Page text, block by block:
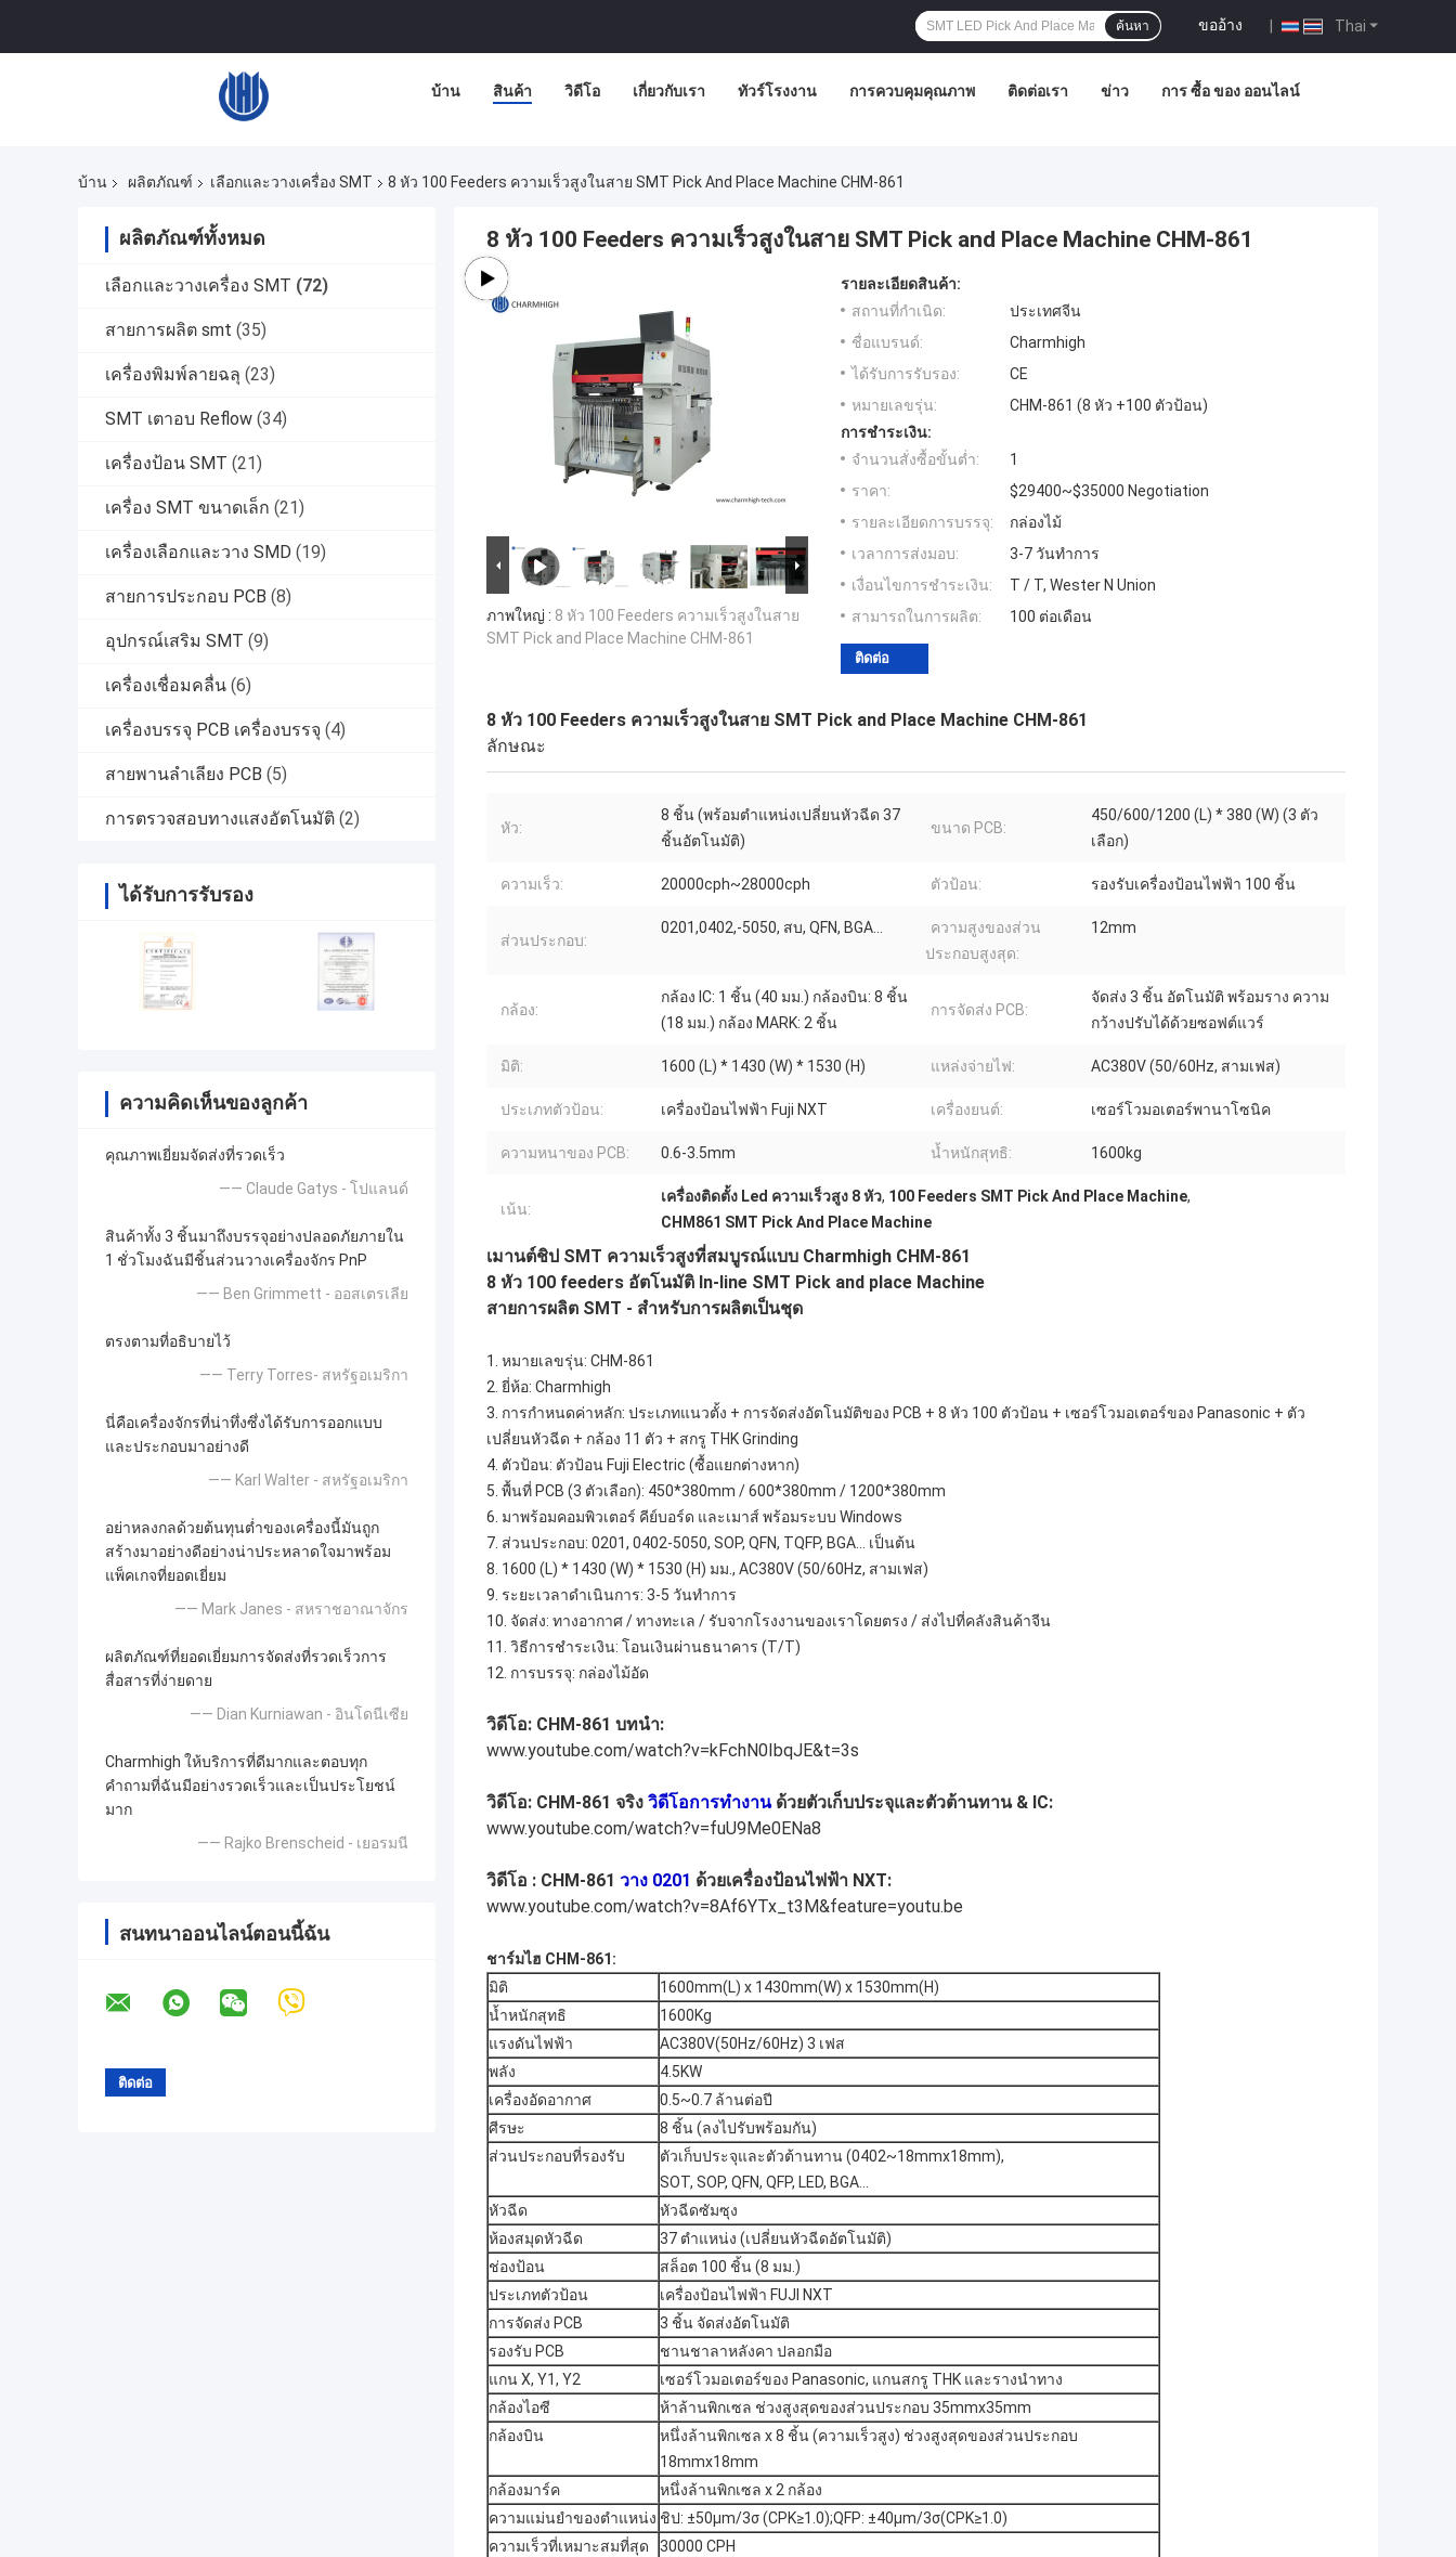
Thai
ขออ้าง |
ค้นหา
บ้าน สินค้า วิดีโอ เกี่ยวกับเรา ทัวร์โรงงาน การควบคุมคุณภาพ ติดต่อเรา ข่าว การ ซื้อ ของ ออนไลน์
บ้าน ผลิตภัณฑ์ เลือกและวางเครื่อง SMT 8 หัว 100 Feeders ความเร็วสูงในสาย SMT Pick And Place Machine CHM-861
ผลิตภัณฑ์ทั้งหมด
เลือกและวางเครื่อง SMT (72)
สายการผลิต smt (35)
เครื่องพิมพ์ลายฉลุ (23)
SMT เตาอบ Reflow (34)
เครื่องป้อน SMT (21)
เครื่อง SMT ขนาดเล็ก (21)
เครื่องเลือกและวาง SMD (19)
สายการประกอบ PCB (8)
อุปกรณ์เสริม SMT (9)
เครื่องเชื่อมคลื่น (6)
เครื่องบรรจุ PCB เครื่องบรรจุ (4)
สายพานลำเลียง PCB (5)
การตรวจสอบทางแสงอัตโนมัติ (2)
ได้รับการรับรอง
ความคิดเห็นของลูกค้า
คุณภาพเยี่ยมจัดส่งที่รวดเร็ว
—— Claude Gatys - โปแลนด์
สินค้าทั้ง 3 ชิ้นมาถึงบรรจุอย่างปลอดภัยภายใน
1 ชั่วโมงฉันมีชิ้นส่วนวางเครื่องจักร PnP
—— Ben Grimmett - ออสเตรเลีย
ตรงตามที่อธิบายไว้
—— Terry Torres- สหรัฐอเมริกา
นี่คือเครื่องจักรที่น่าทึ่งซึ่งได้รับการออกแบบ
และประกอบมาอย่างดี
—— Karl Walter - สหรัฐอเมริกา
อย่าหลงกลด้วยต้นทุนต่ำของเครื่องนี้มันถูก
สร้างมาอย่างดีอย่างน่าประหลาดใจมาพร้อม
แพ็คเกจที่ยอดเยี่ยม
—— Mark Janes - สหราชอาณาจักร
ผลิตภัณฑ์ที่ยอดเยี่ยมการจัดส่งที่รวดเร็วการ
สื่อสารที่ง่ายดาย
—— Dian Kurniawan - อินโดนีเซีย
Charmhigh ให้บริการที่ดีมากและตอบทุก
คำถามที่ฉันมีอย่างรวดเร็วและเป็นประโยชน์
มาก
—— Rajko Brenscheid - เยอรมนี
สนทนาออนไลน์ตอนนี้ฉัน
8 หัว 100 Feeders ความเร็วสูงในสาย SMT Pick and Place Machine CHM-861
ภาพใหญ่ : 8 หัว 100 Feeders ความเร็วสูงในสาย
SMT Pick and Place Machine CHM-861
รายละเอียดสินค้า:
สถานที่กำเนิด:
ประเทศจีน
ชื่อแบรนด์:
Charmhigh
ได้รับการรับรอง:
CE
หมายเลขรุ่น:
CHM-861 (8 หัว +100 ตัวป้อน)
การชำระเงิน:
จำนวนสั่งซื้อขั้นต่ำ:
1
ราคา:
$29400~$35000 Negotiation
รายละเอียดการบรรจุ:
กล่องไม้
เวลาการส่งมอบ:
3-7 วันทำการ
เงื่อนไขการชำระเงิน:
T / T, Wester N Union
สามารถในการผลิต:
100 ต่อเดือน
ติดต่อ
8 หัว 100 Feeders ความเร็วสูงในสาย SMT Pick and Place Machine CHM-861
ลักษณะ
หัว:
8 ชิ้น (พร้อมตำแหน่งเปลี่ยนหัวฉีด 37
ชิ้นอัตโนมัติ)
ขนาด PCB:
450/600/1200 (L) * 380 (W) (3 ตัว
เลือก)
ความเร็ว: 20000cph~28000cph ตัวป้อน: รองรับเครื่องป้อนไฟฟ้า 100 ชิ้น
ส่วนประกอบ:
0201,0402,-5050, สบ, QFN, BGA...
ความสูงของส่วน
ประกอบสูงสุด:
12mm
กล้อง:
กล้อง IC: 1 ชิ้น (40 มม.) กล้องบิน: 8 ชิ้น
(18 มม.) กล้อง MARK: 2 ชิ้น
การจัดส่ง PCB:
จัดส่ง 3 ชิ้น อัตโนมัติ พร้อมราง ความ
กว้างปรับได้ด้วยซอฟต์แวร์
มิติ: 1600 (L) * 1430 (W) * 1530 (H) แหล่งจ่ายไฟ: AC380V (50/60Hz, สามเฟส)
ประเภทตัวป้อน: เครื่องป้อนไฟฟ้า Fuji NXT เครื่องยนต์: เซอร์โวมอเตอร์พานาโซนิค
ความหนาของ PCB: 0.6-3.5mm น้ำหนักสุทธิ: 1600kg
เน้น:
เครื่องติดตั้ง Led ความเร็วสูง 8 หัว, 100 Feeders SMT Pick And Place Machine,
CHM861 SMT Pick And Place Machine
เมานต์ชิป SMT ความเร็วสูงที่สมบูรณ์แบบ Charmhigh CHM-861
8 หัว 100 feeders อัตโนมัติ In-line SMT Pick and place Machine
สายการผลิต SMT - สำหรับการผลิตเป็นชุด
1. หมายเลขรุ่น: CHM-861
2. ยี่ห้อ: Charmhigh
3. การกำหนดค่าหลัก: ประเภทแนวตั้ง + การจัดส่งอัตโนมัติของ PCB + 8 หัว 100 ตัวป้อน + เซอร์โวมอเตอร์ของ Panasonic + ตัว
เปลี่ยนหัวฉีด + กล้อง 11 ตัว + สกรู THK Grinding
4. ตัวป้อน: ตัวป้อน Fuji Electric (ซื้อแยกต่างหาก)
5. พื้นที่ PCB (3 ตัวเลือก): 450*380mm / 600*380mm / 1200*380mm
6. มาพร้อมคอมพิวเตอร์ คีย์บอร์ด และเมาส์ พร้อมระบบ Windows
7. ส่วนประกอบ: 0201, 0402-5050, SOP, QFN, TQFP, BGA... เป็นต้น
8. 1600 (L) * 1430 (W) * 1530 (H) มม., AC380V (50/60Hz, สามเฟส)
9. ระยะเวลาดำเนินการ: 3-5 วันทำการ
10. จัดส่ง: ทางอากาศ / ทางทะเล / รับจากโรงงานของเราโดยตรง / ส่งไปที่คลังสินค้าจีน
11. วิธีการชำระเงิน: โอนเงินผ่านธนาคาร (T/T)
12. การบรรจุ: กล่องไม้อัด
วิดีโอ: CHM-861 บทนำ:
www.youtube.com/watch?v=kFchN0IbqJE&t=3s
วิดีโอ: CHM-861 จริง วิดีโอการทำงาน ด้วยตัวเก็บประจุและตัวต้านทาน & IC:
www.youtube.com/watch?v=fuU9Me0ENa8
วิดีโอ : CHM-861 วาง 0201 ด้วยเครื่องป้อนไฟฟ้า NXT:
www.youtube.com/watch?v=8Af6YTx_t3M&feature=youtu.be
ชาร์มไฮ CHM-861:
มิติ
1600mm(L) x 1430mm(W) x 1530mm(H)
น้ำหนักสุทธิ
1600Kg
แรงดันไฟฟ้า
AC380V(50Hz/60Hz) 3 เฟส
พลัง
4.5KW
เครื่องอัดอากาศ
0.5~0.7 ล้านต่อปี
ศีรษะ
8 ชิ้น (ลงไปรับพร้อมกัน)
ส่วนประกอบที่รองรับ
ตัวเก็บประจุและตัวต้านทาน (0402~18mmx18mm),
SOT, SOP, QFN, QFP, LED, BGA...
หัวฉีด
หัวฉีดซัมซุง
ห้องสมุดหัวฉีด
37 ตำแหน่ง (เปลี่ยนหัวฉีดอัตโนมัติ)
ช่องป้อน
สล็อต 100 ชิ้น (8 มม.)
ประเภทตัวป้อน
เครื่องป้อนไฟฟ้า FUJI NXT
การจัดส่ง PCB
3 ชิ้น จัดส่งอัตโนมัติ
รองรับ PCB
ชานชาลาหลังคา ปลอกมือ
แกน X, Y1, Y2
เซอร์โวมอเตอร์ของ Panasonic, แกนสกรู THK และรางนำทาง
กล้องไอซี
ห้าล้านพิกเซล ช่วงสูงสุดของส่วนประกอบ 35mmx35mm
กล้องบิน
หนึ่งล้านพิกเซล x 8 ชิ้น (ความเร็วสูง) ช่วงสูงสุดของส่วนประกอบ
18mmx18mm
กล้องมาร์ค
หนึ่งล้านพิกเซล x 2 กล้อง
ความแม่นยำของตำแหน่ง ชิป: ±50μm/3σ (CPK≥1.0);QFP: ±40μm/3σ(CPK≥1.0)
ความเร็วที่เหมาะสมที่สุด
30000 CPH